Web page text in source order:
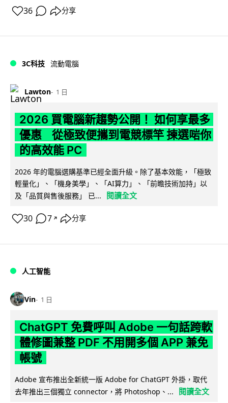
36 分享
3C科技 流動電腦
Lawton 1 日
2026 買電腦新趨勢公開！ 如何享最多
優惠 從極致便攜到電競標竿 揀選啱你
的高效能 PC
2026 年的電腦選購基準已經全面升級。除了基本效能，「極致
輕量化」、「機身美學」、「AI算力」、「前瞻技術加持」以
及「品質與售後服務」 已...
閱讀全文
30 7 ↗ 分享
人工智能
Vin 1 日
ChatGPT 免費呼叫 Adobe 一句話跨軟
體修圖兼整 PDF 不用開多個 APP 兼免
帳號
Adobe 宣布推出全新統一版 Adobe for ChatGPT 外掛，取代
去年推出三個獨立 connector，將 Photoshop、...
閱讀全文